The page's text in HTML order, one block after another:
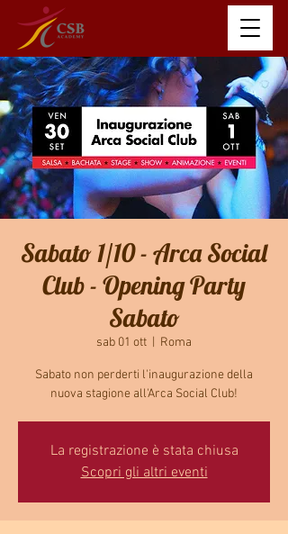
Sabato 1/10 - Arca Social
Club - Opening Party
Sabato
sab 01 ott Roma
Sabato non perderti l'inaugurazione della
nuova stagione all'Arca Social Club!
La registrazione è stata chiusa
Scopri gli altri eventi